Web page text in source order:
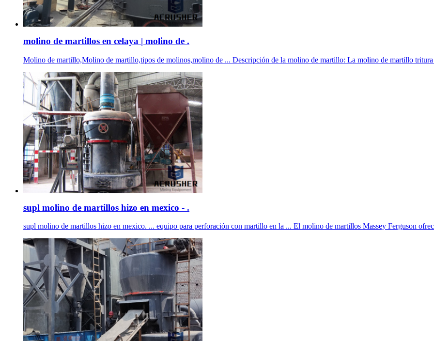
molino de martillos en celaya | molino de .
Molino de martillo,Molino de martillo,tipos de molinos,molino de ... Descripción de la molino de martillo: La molino de martillo tritura
supl molino de martillos hizo en mexico - .
supl molino de martillos hizo en mexico. ... equipo para perforación con martillo en la ... El molino de martillos Massey Ferguson